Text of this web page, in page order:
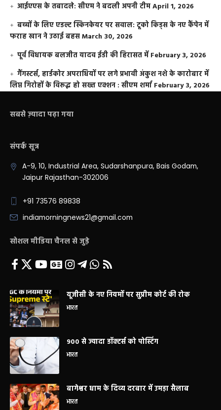
आईएएस के तबादले: सीएम ने बदली अपनी टीमApril 1, 2026
बच्चों के लिए एडल्ट स्किनकेयर पर सवाल: टूको किड्स के नए कैंपेन में
फराह खान ने उठाई बहसMarch 30, 2026
पूर्व विधायक बलजीत यादव ईडी की हिरासत में February 3, 2026
गैंगस्टर्स, हार्डकोर अपराधियों पर लगे प्रभावी अंकुश नशे के कारोबार में
लिप्त गिरोहों के विरूद्ध हो सख्त एक्शन : सीएम शर्मा February 3, 2026
सबसे ज़्यादा पढ़ा गया
संपर्क सूत्र
A-9, 10, Industrial Area, Sudarshanpura, Bais Godam,
Jaipur Rajasthan-302006
+91 73576 89838
indiamorningnews21@gmail.com
सोशल मीडिया चैनल से जुड़े
यूजीसी के नए नियमों पर सुप्रीम कोर्ट की रोक
भारत
900 से ज्यादा डॉक्टर्स को पोस्टिंग
भारत
बागेश्वर धाम के दिव्य दरबार में उमड़ा सैलाब
भारत